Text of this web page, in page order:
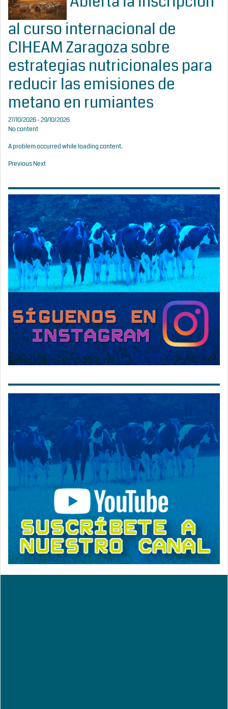
al curso internacional de
CIHEAM Zaragoza sobre
estrategias nutricionales para
reducir las emisiones de
metano en rumiantes
27/10/2026 - 29/10/2026
No content
A problem occurred while loading content.
PreviousNext